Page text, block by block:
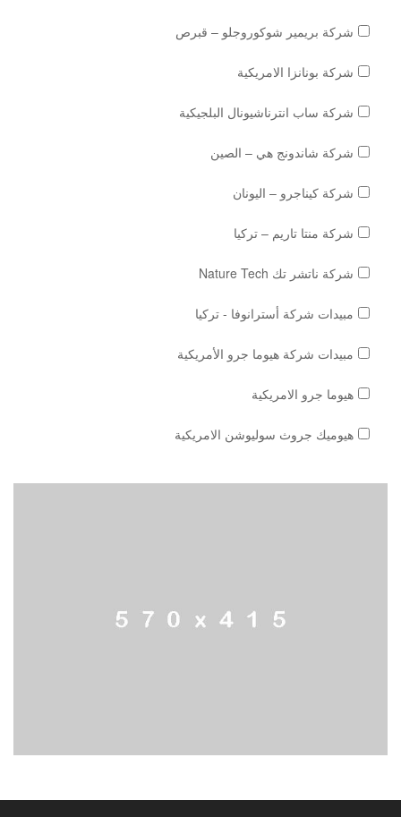
شركة بريمير شوكوروجلو – قبرص
شركة بونانزا الامريكية
شركة ساب انترناشيونال البلجيكية
شركة شاندونج هي – الصين
شركة كيناجرو – اليونان
شركة منتا تاريم – تركيا
شركة ناتشر تك Nature Tech
مبيدات شركة أسترانوفا - تركيا
مبيدات شركة هيوما جرو الأمريكية
هيوما جرو الامريكية
هيوميك جروث سوليوشن الامريكية